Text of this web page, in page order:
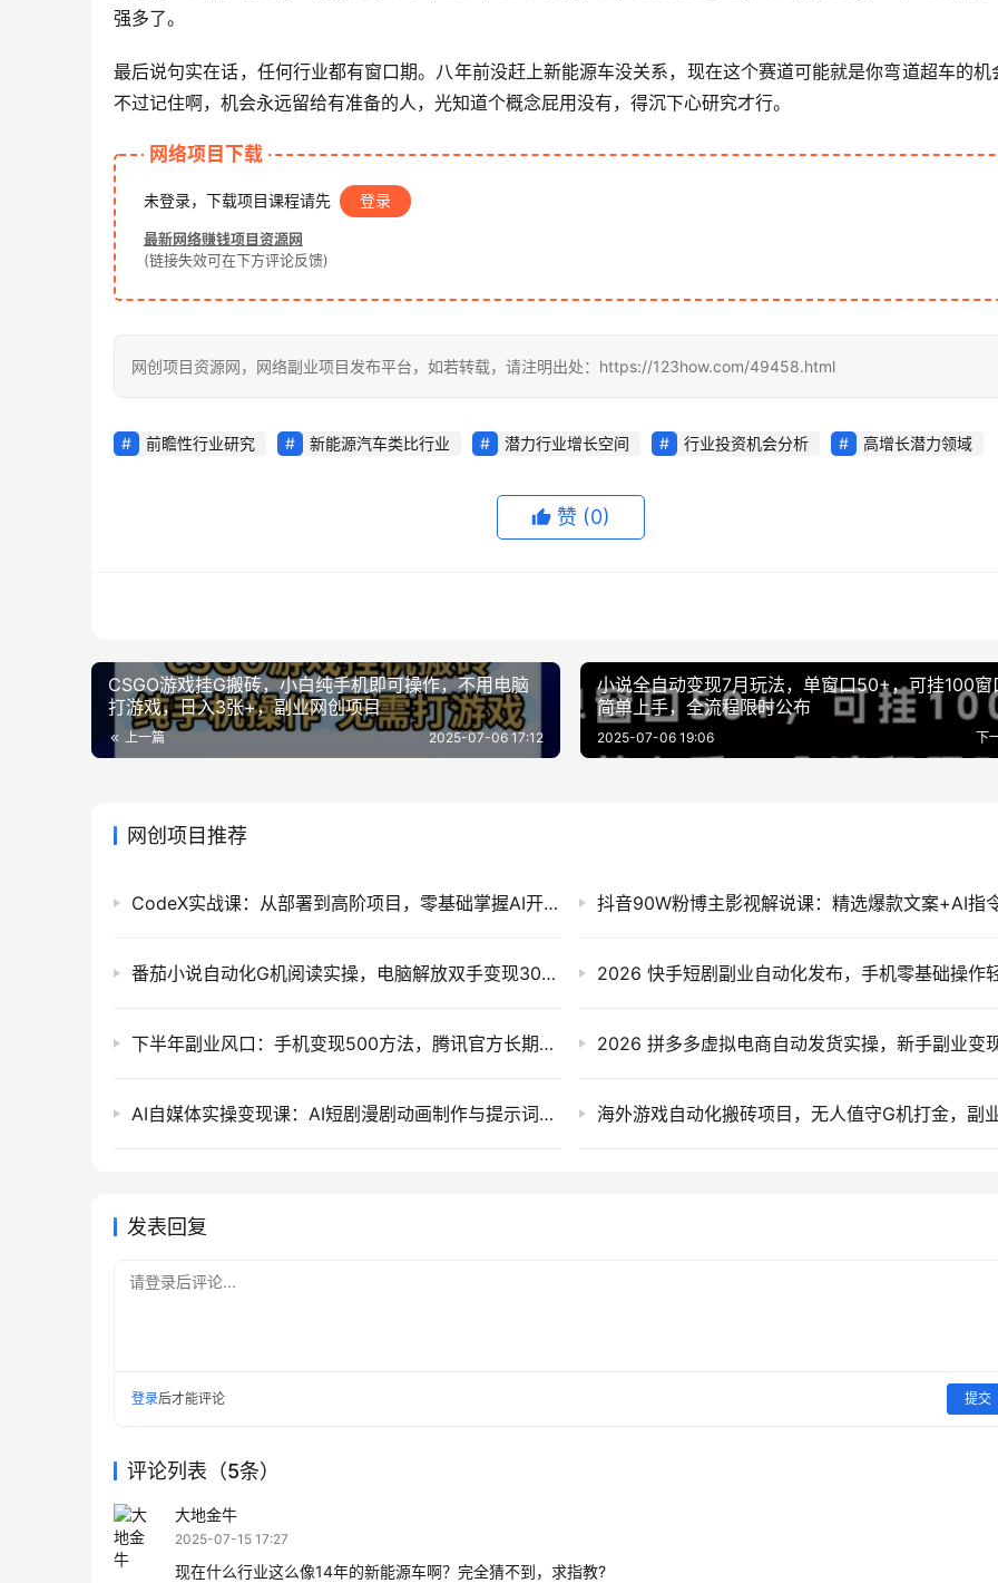
强多了。
最后说句实在话，任何行业都有窗口期。八年前没赶上新能源车没关系，现在这个赛道可能就是你弯道超车的机
不过记住啊，机会永远留给有准备的人，光知道个概念屁用没有，得沉下心研究才行。
网络项目下载
未登录，下载项目课程请先 登录
最新网络赚钱项目资源网
(链接失效可在下方评论反馈)
网创项目资源网，网络副业项目发布平台，如若转载，请注明出处：https://123how.com/49458.html
前瞻性行业研究 新能源汽车类比行业 潜力行业增长空间 行业投资机会分析 高增长潜力领域
赞 (0)
CSGO游戏挂G搬砖，小白纯手机即可操作，不用电脑
打游戏，日入3张+，副业网创项目
上一篇 2025-07-06 17:12
小说全自动变现7月玩法，单窗口50+，可挂100窗
简单上手，全流程限时公布
下
2025-07-06 19:06
网创项目推荐
CodeX实战课：从部署到高阶项目，零基础掌握AI开发与自动剪辑全流程
番茄小说自动化G机阅读实操，电脑解放双手变现300方法副业新思路
下半年副业风口：手机变现500方法，腾讯官方长期项目实操
AI自媒体实操变现课：AI短剧漫剧动画制作与提示词运镜技巧，0基础副业赚钱
发表回复
请登录后评论...
登录后才能评论 提交
评论列表（5条）
大地金牛
2025-07-15 17:27
现在什么行业这么像14年的新能源车啊？完全猜不到，求指教?